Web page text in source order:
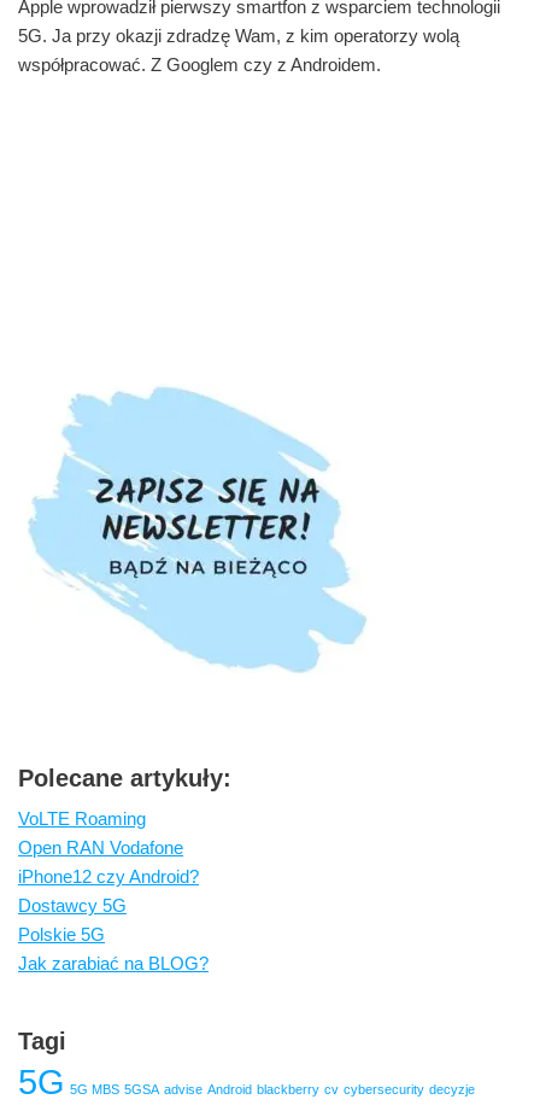
Apple wprowadził pierwszy smartfon z wsparciem technologii
5G. Ja przy okazji zdradzę Wam, z kim operatorzy wolą
współpracować. Z Googlem czy z Androidem.
Polecane artykuły:
VoLTE Roaming
Open RAN Vodafone
iPhone12 czy Android?
Dostawcy 5G
Polskie 5G
Jak zarabiać na BLOG?
Tagi
5G 5G MBS 5GSA advise Android blackberry cv cybersecurity decyzje